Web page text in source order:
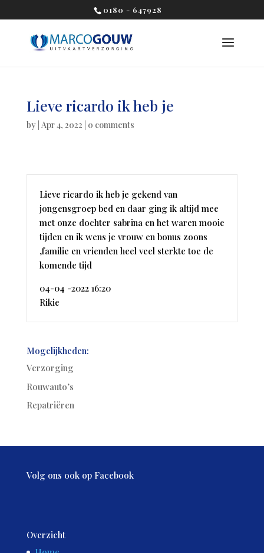
0180 - 647928
Lieve ricardo ik heb je
by Apr 4, 2022 0 comments
Lieve ricardo ik heb je gekend van
jongensgroep bed en daar ging ik altijd mee
met onze dochter sabrina en het waren mooie
tijden en ik wens je vrouw en bonus zoons
,familie en vrienden heel veel sterkte toe de
komende tijd
04-04 -2022 16:20
Rikie
Mogelijkheden:
Verzorging
Rouwauto’s
Repatriëren
Volg ons ook op Facebook
Overzicht